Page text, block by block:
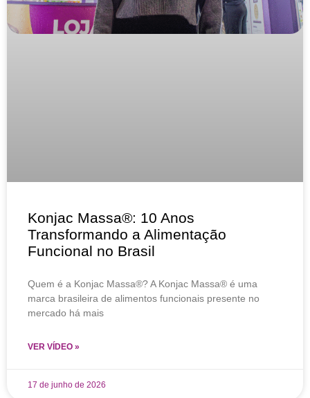
Konjac Massa®: 10 Anos
Transformando a Alimentação
Funcional no Brasil
Quem é a Konjac Massa®? A Konjac Massa® é uma
marca brasileira de alimentos funcionais presente no
mercado há mais
VER VÍDEO »
17 de junho de 2026